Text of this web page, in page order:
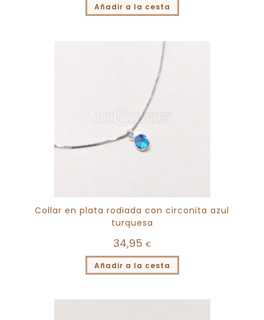
Añadir a la cesta
Collar en plata rodiada con circonita azul
turquesa
34,95 €
Añadir a la cesta